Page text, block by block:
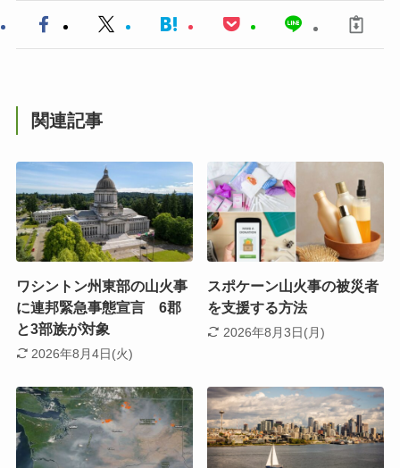
関連記事
ワシントン州東部の山火事
に連邦緊急事態宣言 6郡
と3部族が対象
2026年8月4日(火)
スポケーン山火事の被災者
を支援する方法
2026年8月3日(月)